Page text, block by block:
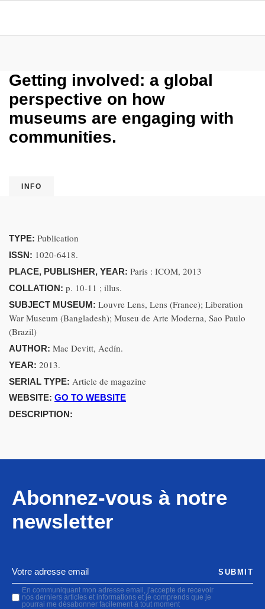
Getting involved: a global
perspective on how
museums are engaging with
communities.
INFO
TYPE: Publication
ISSN: 1020-6418.
PLACE, PUBLISHER, YEAR: Paris : ICOM, 2013
COLLATION: p. 10-11 ; illus.
SUBJECT MUSEUM: Louvre Lens, Lens (France); Liberation
War Museum (Bangladesh); Museu de Arte Moderna, Sao Paulo
(Brazil)
AUTHOR: Mac Devitt, Aedín.
YEAR: 2013.
SERIAL TYPE: Article de magazine
WEBSITE: GO TO WEBSITE
DESCRIPTION:
Abonnez-vous à notre
newsletter
En communiquant mon adresse email, j'accepte de recevoir
nos derniers articles et informations et je comprends que je
pourrai me désabonner facilement à tout moment
SUBMIT